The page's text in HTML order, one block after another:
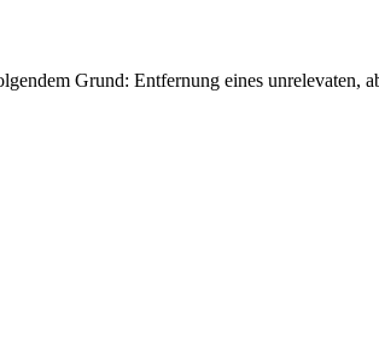
Grund: Entfernung eines unrelevaten,